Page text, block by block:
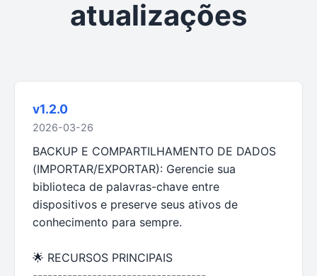
atualizações
v1.2.0
2026-03-26
BACKUP E COMPARTILHAMENTO DE DADOS
(IMPORTAR/EXPORTAR): Gerencie sua
biblioteca de palavras-chave entre
dispositivos e preserve seus ativos de
conhecimento para sempre.
🌟 RECURSOS PRINCIPAIS